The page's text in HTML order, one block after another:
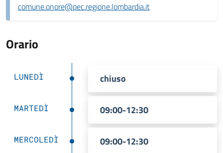
comune.onore@pec.regione.lombardia.it
Orario
LUNEDÌ chiuso
MARTEDÌ 09:00-12:30
MERCOLEDÌ 09:00-12:30